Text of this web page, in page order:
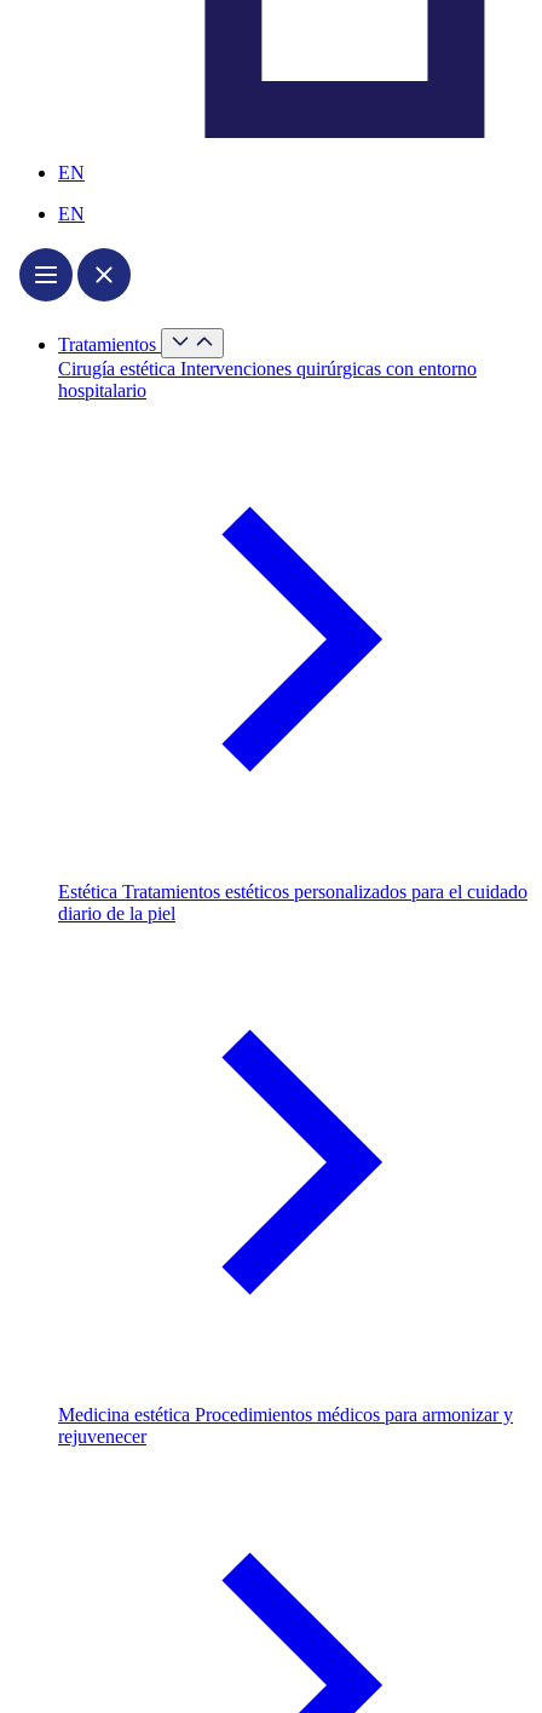
EN
EN
Tratamientos
Cerrar
Tratamientos
Abrir
Tratamientos
Cirugía estética Intervenciones quirúrgicas con entorno
hospitalario
Estética Tratamientos estéticos personalizados para el cuidado
diario de la piel
Medicina estética Procedimientos médicos para armonizar y
rejuvenecer